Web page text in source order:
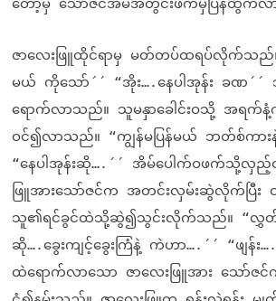
တော့မှ သော်ဇင်အိမ်အတွင်းဖက်မှပြန်ထွက်
ဇာလေးဖြူထိုင်ရာမှ မတ်တပ်ထရပ်လိုက်သည်။
မယ် ကိုသော်´´ “အိုး….နေပါအုန်း ခဏ
ရောက်လာသည်။ သူမနှာခေါင်းဝသို့ အရက်နံ့
ဝင်၍လာသည်။ “ကျွန်မပြန်မယ် ဘတ်စ်ကား
“နေပါအုန်းဆို….´´ အိမ်ပေါက်ဝဖက်သို့လှ
ဖြူအားသော်ဇင်က အတင်းလှမ်းဆွဲလိုက်ပြီး
သူ၏ရင်ခွင်ထဲသို့ဆွဲ၍သွင်းလိုက်သည်။ “
ဆို….ခွေးကျင့်ခွေးကြံနဲ့ ကဲဟာ….´´ “ဖျန်း
ထဲရောက်လာသော ဇာလေးဖြူအား သော်ဇင်